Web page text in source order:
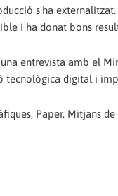
s'ha
i ha donat bons
una entrevista amb el
tecnològica digital i
Paper, Mitjans